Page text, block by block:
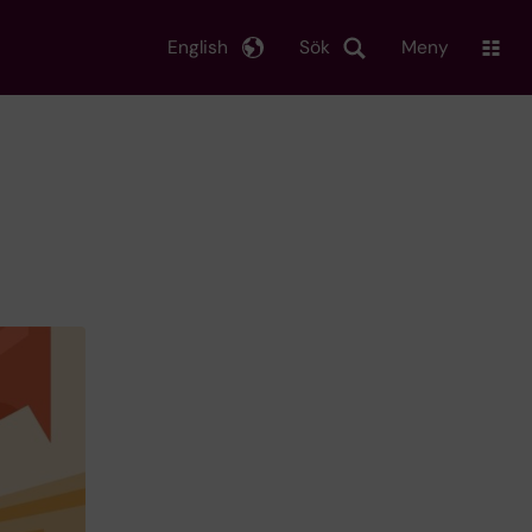
Sök
English Meny